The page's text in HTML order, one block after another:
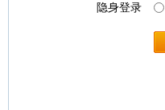
隐身登录